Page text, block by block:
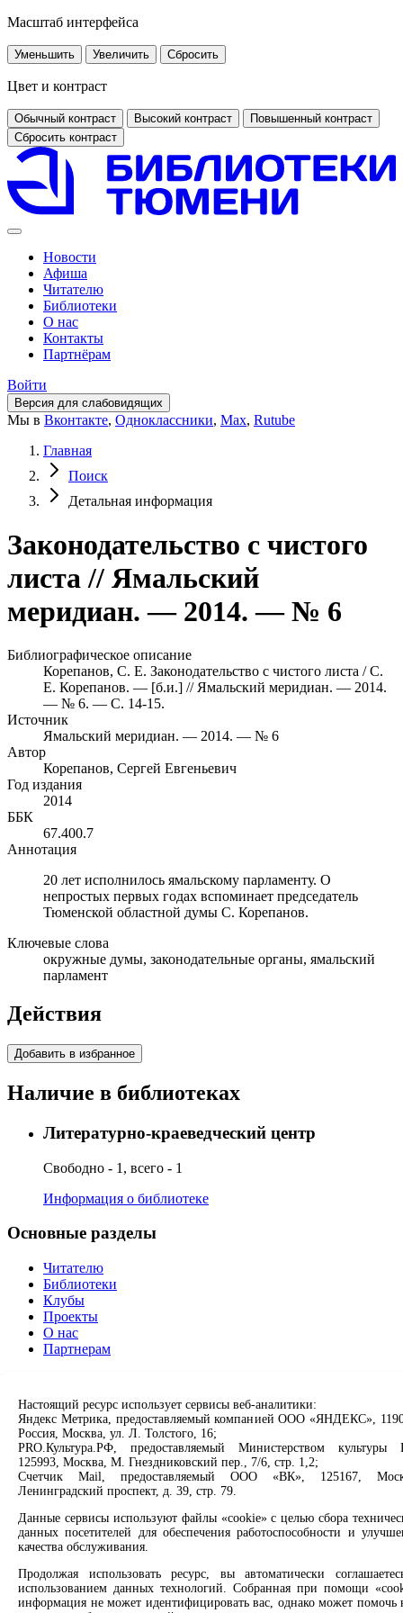
Масштаб интерфейса
Уменьшить Увеличить Сбросить
Цвет и контраст
Обычный контраст Высокий контраст
Повышенный контраст
Сбросить контраст
Новости
Афиша
Читателю
Библиотеки
О нас
Контакты
Партнёрам
Войти
Версия для слабовидящих
Мы в Вконтакте, Одноклассники, Max, Rutube
Главная
Поиск
Детальная информация
Законодательство с чистого
листа // Ямальский
меридиан. — 2014. — № 6
Библиографическое описание
Корепанов, С. Е. Законодательство с чистого листа / С.
Е. Корепанов. — [б.и.] // Ямальский меридиан. — 2014.
— № 6. — С. 14-15.
Источник
Ямальский меридиан. — 2014. — № 6
Автор
Корепанов, Сергей Евгеньевич
Год издания
2014
ББК
67.400.7
Аннотация
20 лет исполнилось ямальскому парламенту. О
непростых первых годах вспоминает председатель
Тюменской областной думы С. Корепанов.
Ключевые слова
окружные думы, законодательные органы, ямальский
парламент
Действия
Добавить в избранное
Наличие в библиотеках
Литературно-краеведческий центр
Свободно - 1, всего - 1
Информация о библиотеке
Основные разделы
Читателю
Библиотеки
Клубы
Проекты
О нас
Партнерам
Продлить книгу
Спроси библиотекаря
Спроси краеведа
Оцените качество услуг
Направить обращение директору
Соцсети
Вконтакте
Одноклассники
Max
Rutube
Настоящий ресурс использует сервисы веб-аналитики:
Яндекс Метрика, предоставляемый компанией ООО «ЯНДЕКС»,
Россия, Москва, ул. Л. Толстого, 16;
PRO.Культура.РФ, предоставляемый Министерством культуры
125993, Москва, М. Гнездниковский пер., 7/6, стр. 1,2;
Счетчик Mail, предоставляемый ООО «ВК», 125167,
Ленинградский проспект, д. 39, стр. 79.
Данные сервисы используют файлы «cookie» с целью сбора
данных посетителей для обеспечения работоспособности и
качества обслуживания.
Продолжая использовать ресурс, вы автоматически
использованием данных технологий. Собранная при помощи
информация не может идентифицировать вас, однако может помочь